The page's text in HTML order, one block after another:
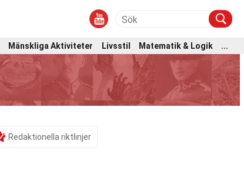
Mänskliga Aktiviteter Livsstil Matematik & Logik
...
Redaktionella riktlinjer